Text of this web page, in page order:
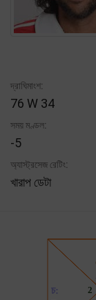
দ্রাঘিমাংশ:
76 W 34
সময় মণ্ডল:
-5
অ্যাস্ট্রসেজ রেটিং:
খারাপ ডেটা